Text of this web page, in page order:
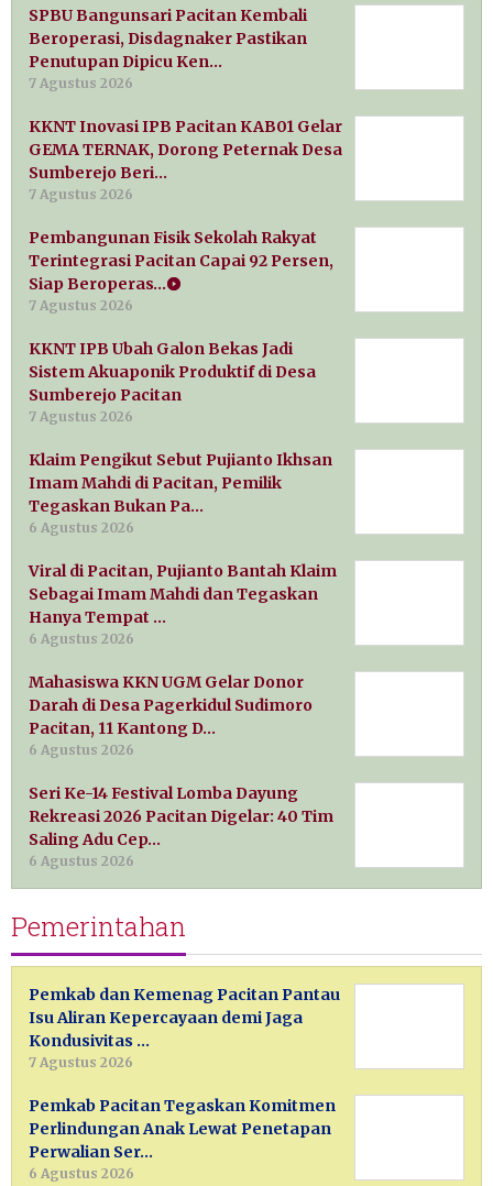
SPBU Bangunsari Pacitan Kembali
Beroperasi, Disdagnaker Pastikan
Penutupan Dipicu Ken…
7 Agustus 2026
KKNT Inovasi IPB Pacitan KAB01 Gelar
GEMA TERNAK, Dorong Peternak Desa
Sumberejo Beri…
7 Agustus 2026
Pembangunan Fisik Sekolah Rakyat
Terintegrasi Pacitan Capai 92 Persen,
Siap Beroperas…
7 Agustus 2026
KKNT IPB Ubah Galon Bekas Jadi
Sistem Akuaponik Produktif di Desa
Sumberejo Pacitan
7 Agustus 2026
Klaim Pengikut Sebut Pujianto Ikhsan
Imam Mahdi di Pacitan, Pemilik
Tegaskan Bukan Pa…
6 Agustus 2026
Viral di Pacitan, Pujianto Bantah Klaim
Sebagai Imam Mahdi dan Tegaskan
Hanya Tempat …
6 Agustus 2026
Mahasiswa KKN UGM Gelar Donor
Darah di Desa Pagerkidul Sudimoro
Pacitan, 11 Kantong D…
6 Agustus 2026
Seri Ke-14 Festival Lomba Dayung
Rekreasi 2026 Pacitan Digelar: 40 Tim
Saling Adu Cep…
6 Agustus 2026
Pemerintahan
Pemkab dan Kemenag Pacitan Pantau
Isu Aliran Kepercayaan demi Jaga
Kondusivitas …
7 Agustus 2026
Pemkab Pacitan Tegaskan Komitmen
Perlindungan Anak Lewat Penetapan
Perwalian Ser…
6 Agustus 2026